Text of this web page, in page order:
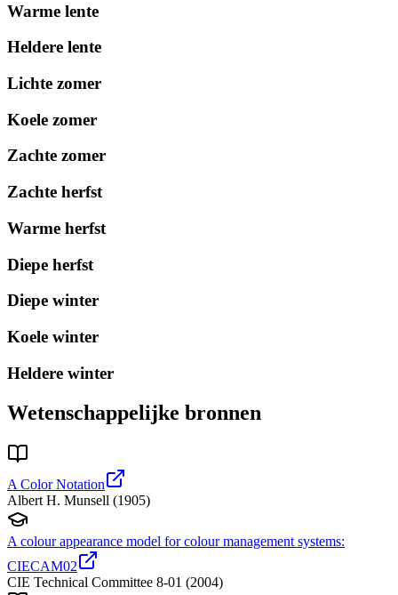
Warme lente
Heldere lente
Lichte zomer
Koele zomer
Zachte zomer
Zachte herfst
Warme herfst
Diepe herfst
Diepe winter
Koele winter
Heldere winter
Wetenschappelijke bronnen
A Color Notation
Albert H. Munsell (1905)
A colour appearance model for colour management systems:
CIECAM02
CIE Technical Committee 8-01 (2004)